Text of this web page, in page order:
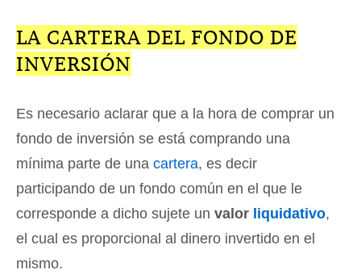
LA CARTERA DEL FONDO DE
INVERSIÓN
Es necesario aclarar que a la hora de comprar un
fondo de inversión se está comprando una
mínima parte de una cartera, es decir
participando de un fondo común en el que le
corresponde a dicho sujete un valor liquidativo,
el cual es proporcional al dinero invertido en el
mismo.